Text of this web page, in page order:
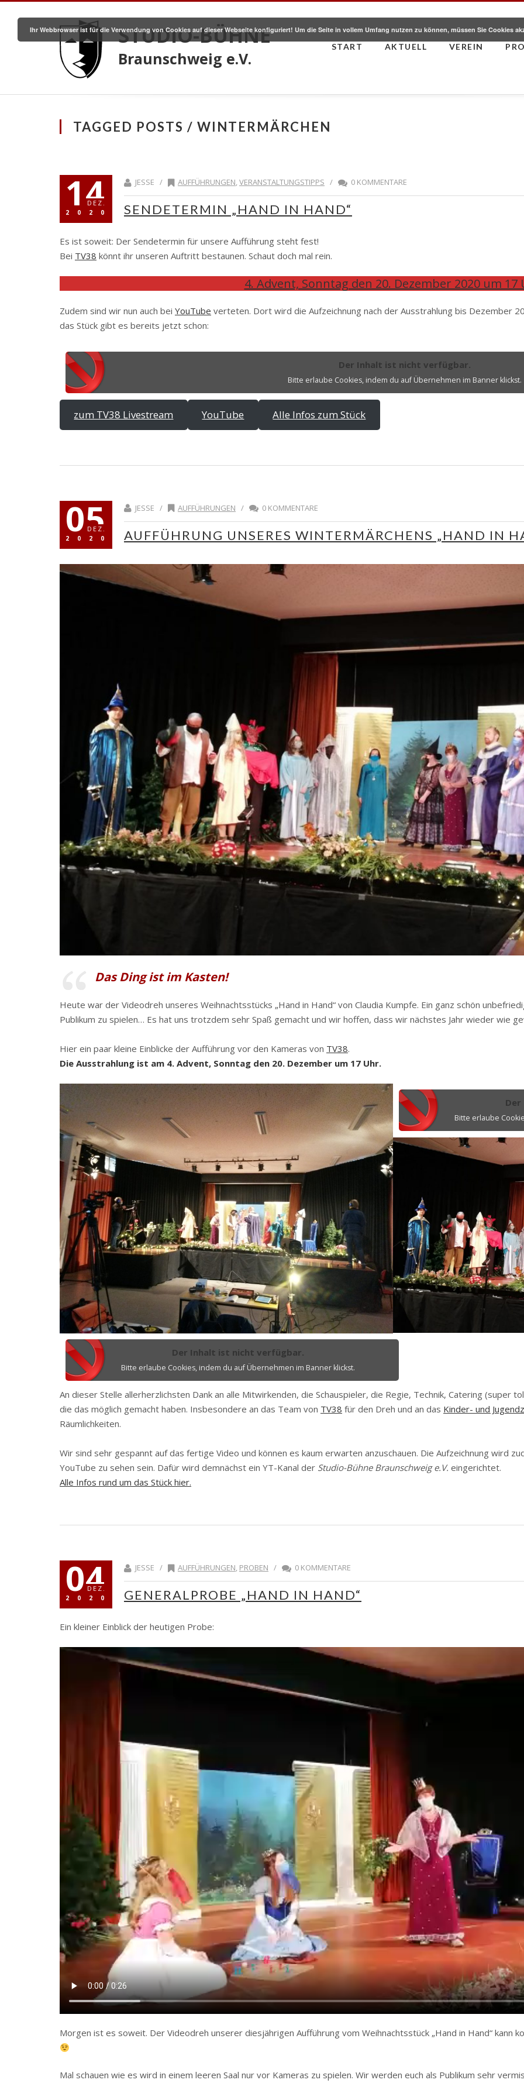
STUDIO-BÜHNE
Braunschweig e.V.
START AKTUELL VEREIN
TAGGED POSTS / WINTERMÄRCHEN
14
DEZ.
2020
JESSE / AUFFÜHRUNGEN,VERANSTALTUNGSTIPPS / 0 KOMMENTARE
SENDETERMIN „HAND IN HAND“
Es ist soweit: Der Sendetermin für unsere Aufführung steht fest!
Bei TV38 könnt ihr unseren Auftritt bestaunen. Schaut doch mal rein.
4. Advent, Sonntag den 20. Dezember 2020 um 17
Zudem sind wir nun auch bei YouTube verteten. Dort wird die Aufzeichnung nach der Ausstrahlung bis Dezember
das Stück gibt es bereits jetzt schon:
Der Inhalt ist nicht verfügbar.
Bitte erlaube Cookies, indem du auf Übernehmen im Banner klickst.
zum TV38 Livestream YouTube Alle Infos zum Stück
05
DEZ.
2020
JESSE / AUFFÜHRUNGEN / 0 KOMMENTARE
AUFFÜHRUNG UNSERES WINTERMÄRCHENS „HAND IN
Das Ding ist im Kasten!
Heute war der Videodreh unseres Weihnachtsstücks „Hand in Hand“ von Claudia Kumpfe. Ein ganz schön
Publikum zu spielen… Es hat uns trotzdem sehr Spaß gemacht und wir hoffen, dass wir nächstes Jahr wieder wie
Hier ein paar kleine Einblicke der Aufführung vor den Kameras von TV38.
Die Ausstrahlung ist am 4. Advent, Sonntag den 20. Dezember um 17 Uhr.
Der Inhalt ist nicht verfügbar.
Bitte erlaube Cookies, indem du auf Übernehmen im Banner klickst.
Bitte erlaube
An dieser Stelle allerherzlichsten Dank an alle Mitwirkenden, die Schauspieler, die Regie, Technik, Catering (super
die das möglich gemacht haben. Insbesondere an das Team von TV38 für den Dreh und an das Kinder- und
Räumlichkeiten.
Wir sind sehr gespannt auf das fertige Video und können es kaum erwarten anzuschauen. Die Aufzeichnung wird
YouTube zu sehen sein. Dafür wird demnächst ein YT-Kanal der Studio-Bühne Braunschweig e.V. eingerichtet.
Alle Infos rund um das Stück hier.
04
DEZ.
2020
JESSE / AUFFÜHRUNGEN, PROBEN / 0 KOMMENTARE
GENERALPROBE „HAND IN HAND“
Ein kleiner Einblick der heutigen Probe:
Morgen ist es soweit. Der Videodreh unserer diesjährigen Aufführung vom Weihnachtsstück „Hand in Hand“ kann
Mal schauen wie es wird in einem leeren Saal nur vor Kameras zu spielen. Wir werden euch als Publikum sehr
Ihr Webbrowser ist für die Verwendung von Cookies auf dieser Webseite konfiguriert! Um die Seite in vollem Umfang nutzen zu können, müssen Sie Cookies